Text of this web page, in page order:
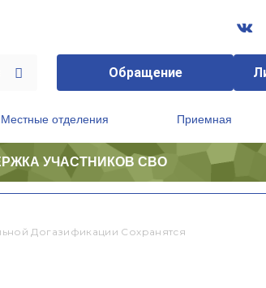
Обращение
Местные отделения Приемная
УЧАСТНИКОВ СВО
Догазификации Сохранятся